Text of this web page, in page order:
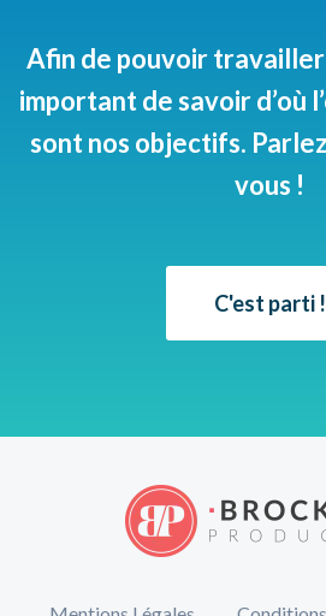
Afin de pouvoir
important de savoir d’où
sont nos objectifs.
vous !
C'est parti !